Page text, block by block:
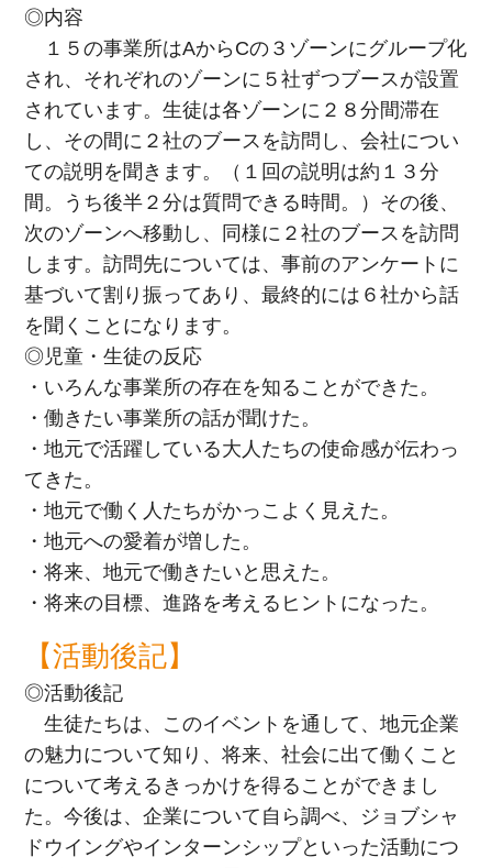
◎内容
１５の事業所はAからCの３ゾーンにグループ化
され、それぞれのゾーンに５社ずつブースが設置
されています。生徒は各ゾーンに２８分間滞在
し、その間に２社のブースを訪問し、会社につい
ての説明を聞きます。（１回の説明は約１３分
間。うち後半２分は質問できる時間。）その後、
次のゾーンへ移動し、同様に２社のブースを訪問
します。訪問先については、事前のアンケートに
基づいて割り振ってあり、最終的には６社から話
を聞くことになります。
◎児童・生徒の反応
・いろんな事業所の存在を知ることができた。
・働きたい事業所の話が聞けた。
・地元で活躍している大人たちの使命感が伝わっ
てきた。
・地元で働く人たちがかっこよく見えた。
・地元への愛着が増した。
・将来、地元で働きたいと思えた。
・将来の目標、進路を考えるヒントになった。
【活動後記】
◎活動後記
生徒たちは、このイベントを通して、地元企業
の魅力について知り、将来、社会に出て働くこと
について考えるきっかけを得ることができまし
た。今後は、企業について自ら調べ、ジョブシャ
ドウイングやインターンシップといった活動につ